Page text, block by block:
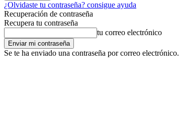
¿Olvidaste tu contraseña? consigue ayuda
Recuperación de contraseña
Recupera tu contraseña
tu correo electrónico
Se te ha enviado una contraseña por correo electrónico.